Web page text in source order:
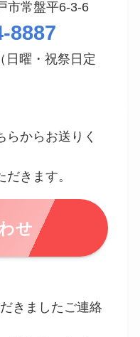
市常盤平6-3-6
8887
日曜・祝祭日定
らからお送りく
きます。
せ
きましたご連絡